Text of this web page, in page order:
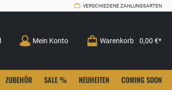
VERSCHIEDENE ZAHLUNGSARTEN
Mein Konto Warenkorb 0,00 €*
ZUBEHÖR SALE % NEUHEITEN COMING SOON